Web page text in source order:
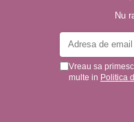
Nu
Vreau sa
multe in Politica